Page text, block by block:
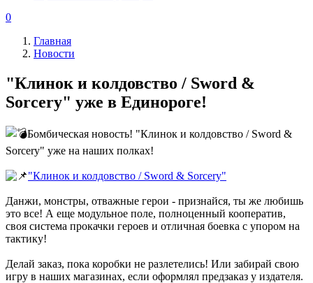
0
Главная
Новости
"Клинок и колдовство / Sword &
Sorcery" уже в Единороге!
Бомбическая новость! "Клинок и колдовство / Sword &
Sorcery" уже на наших полках!
"Клинок и колдовство / Sword & Sorcery"
Данжи, монстры, отважные герои - признайся, ты же любишь
это все! А еще модульное поле, полноценный кооператив,
своя система прокачки героев и отличная боевка с упором на
тактику!
Делай заказ, пока коробки не разлетелись! Или забирай свою
игру в наших магазинах, если оформлял предзаказ у издателя.